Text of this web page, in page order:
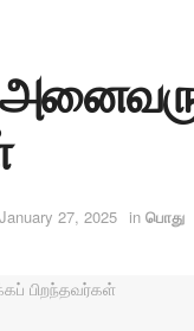
January 27, 2025 in பொது